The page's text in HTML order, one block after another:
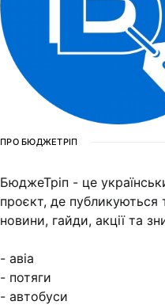
ПРО БЮДЖЕТРІП
БюджеТріп - це
проєкт, де публикуються
новини, гайди, акції та
- авіа
- потяги
- автобуси